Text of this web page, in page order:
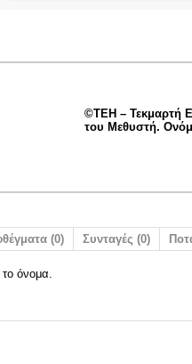
©ΤΕΗ – Τεκμαρτή
του Μεθυστή.
(0) Συνταγές (0)
όνομα.